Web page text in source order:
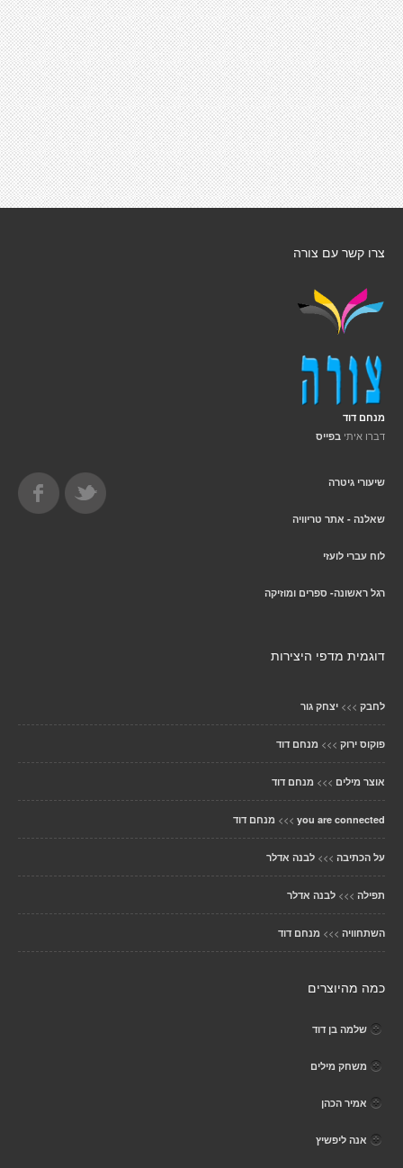
צרו קשר עם צורה
מנחם דוד
דברו איתי בפייס
שיעורי גיטרה
שאלנה - אתר טריוויה
לוח עברי לועזי
רגל ראשונה- ספרים ומוזיקה
דוגמית מדפי היצירות
לחבק >>> יצחק גור
פוקוס ירוק >>> מנחם דוד
אוצר מילים >>> מנחם דוד
you are connected
>>> מנחם דוד
על הכתיבה >>> לבנה אדלר
תפילה >>> לבנה אדלר
השתחוויה >>> מנחם דוד
כמה מהיוצרים
שלמה בן דוד
משחק מילים
אמיר הכהן
אנה ליפשיץ